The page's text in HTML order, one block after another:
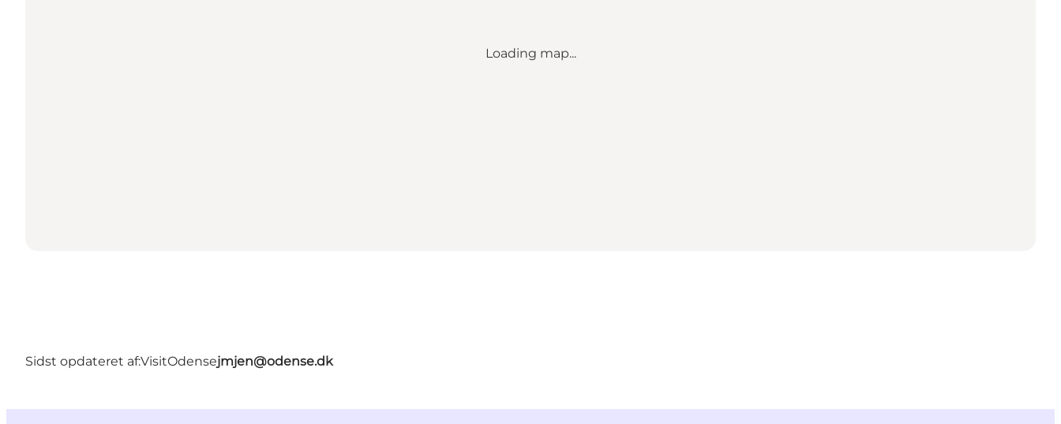
Loading map...
Sidst opdateret af:VisitOdensejmjen@odense.dk